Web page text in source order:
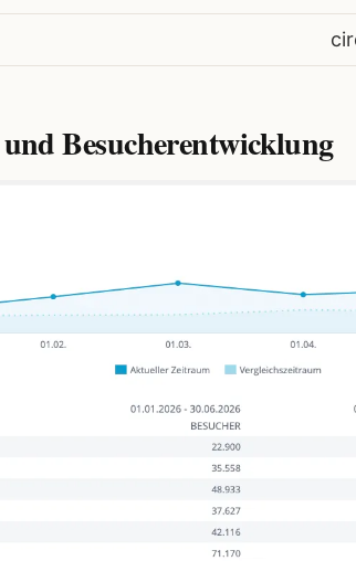
Besucherentwicklung